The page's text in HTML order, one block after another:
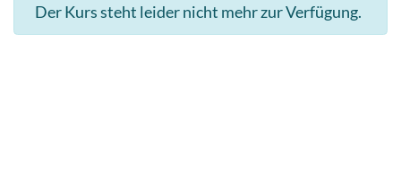
Der Kurs steht leider nicht mehr zur Verfügung.